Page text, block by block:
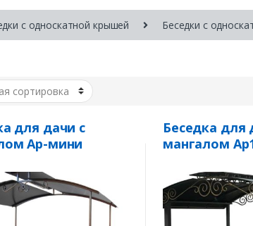
с односкатной крышей Беседки с
для дачи с
Ар-мини
Беседка для
мангалом